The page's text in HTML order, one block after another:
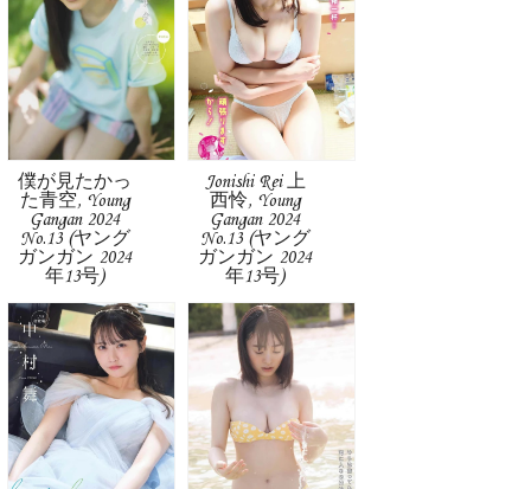
僕が見たかっ
た青空, Young
Gangan 2024
No.13 (ヤング
ガンガン 2024
年13号)
Jonishi Rei 上
西怜, Young
Gangan 2024
No.13 (ヤング
ガンガン 2024
年13号)